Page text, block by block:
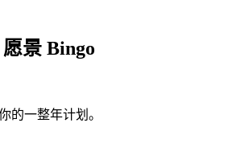
景 Bingo
的一整年计划。